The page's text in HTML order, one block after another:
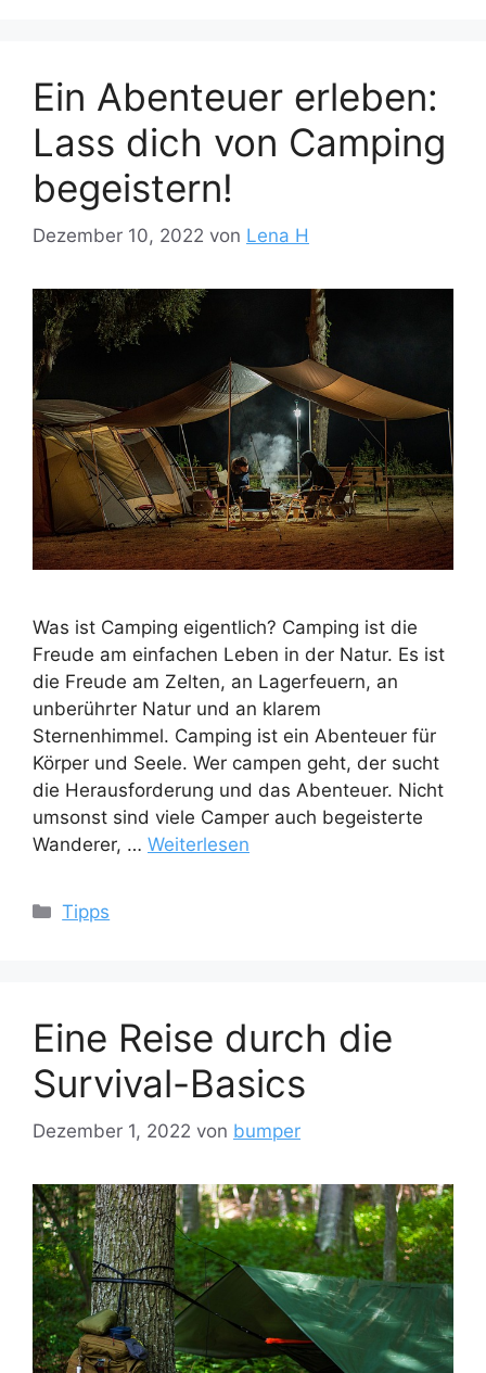
Ein Abenteuer erleben:
Lass dich von Camping
begeistern!
Dezember 10, 2022 von Lena H
Was ist Camping eigentlich? Camping ist die
Freude am einfachen Leben in der Natur. Es ist
die Freude am Zelten, an Lagerfeuern, an
unberührter Natur und an klarem
Sternenhimmel. Camping ist ein Abenteuer für
Körper und Seele. Wer campen geht, der sucht
die Herausforderung und das Abenteuer. Nicht
umsonst sind viele Camper auch begeisterte
Wanderer, … Weiterlesen
Kategorien
Tipps
Eine Reise durch die
Survival-Basics
Dezember 1, 2022 von bumper